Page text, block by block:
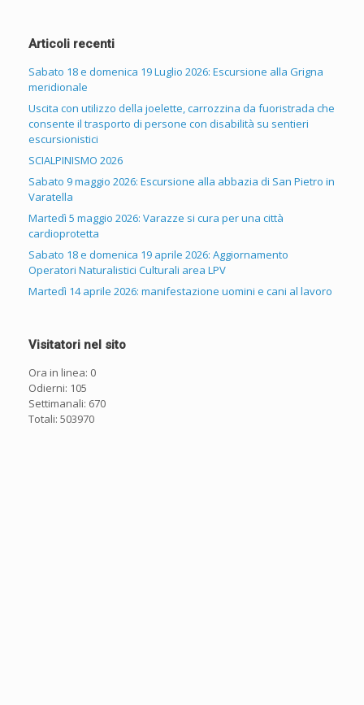
Articoli recenti
Sabato 18 e domenica 19 Luglio 2026: Escursione alla Grigna
meridionale
Uscita con utilizzo della joelette, carrozzina da fuoristrada che
consente il trasporto di persone con disabilità su sentieri
escursionistici
SCIALPINISMO 2026
Sabato 9 maggio 2026: Escursione alla abbazia di San Pietro in
Varatella
Martedì 5 maggio 2026: Varazze si cura per una città
cardioprotetta
Sabato 18 e domenica 19 aprile 2026: Aggiornamento
Operatori Naturalistici Culturali area LPV
Martedì 14 aprile 2026: manifestazione uomini e cani al lavoro
Visitatori nel sito
Ora in linea: 0
Odierni: 105
Settimanali: 670
Totali: 503970